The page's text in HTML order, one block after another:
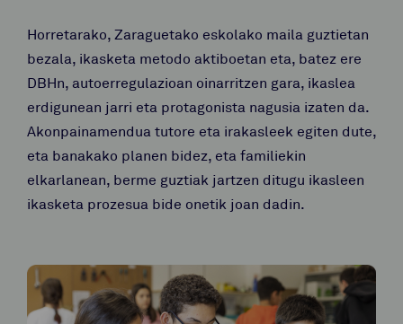
Horretarako, Zaraguetako eskolako maila guztietan
bezala, ikasketa metodo aktiboetan eta, batez ere
DBHn, autoerregulazioan oinarritzen gara, ikaslea
erdigunean jarri eta protagonista nagusia izaten da.
Akonpainamendua tutore eta irakasleek egiten dute,
eta banakako planen bidez, eta familiekin
elkarlanean, berme guztiak jartzen ditugu ikasleen
ikasketa prozesua bide onetik joan dadin.